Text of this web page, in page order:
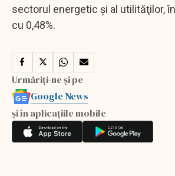
sectorul energetic şi al utilităţilor,
cu 0,48%.
Urmăriți-ne și pe
Google News
și în aplicațiile mobile